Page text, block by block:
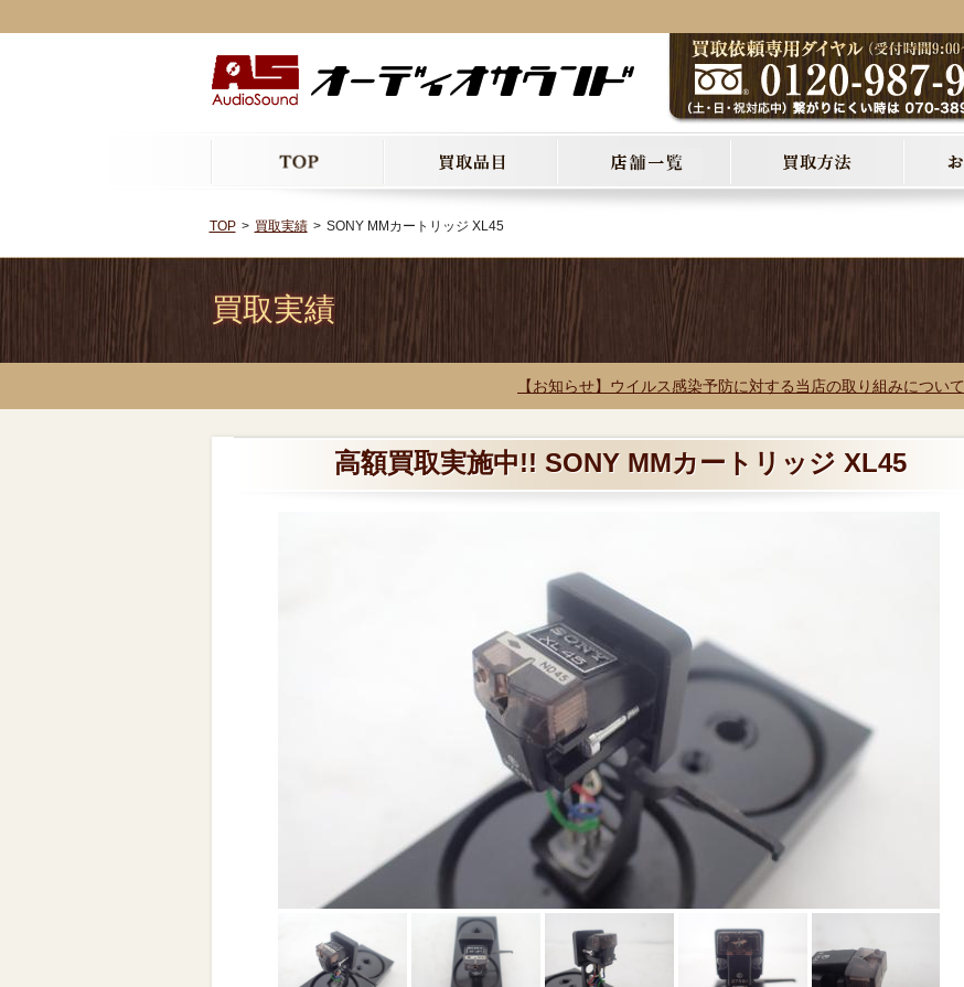
TOP 買取実績 SONY MMカートリッジ XL45
買取実績
【お知らせ】ウイルス感染予防に対する当店の取り組みについて
高額買取実施中!! SONY MMカートリッジ XL45